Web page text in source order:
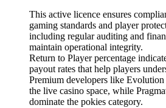
This active licence ensures
gaming standards and player
including regular auditing and
maintain operational integrity.
Return to Player percentage
payout rates that help players
Premium developers like
the live casino space, while
dominate the pokies category.